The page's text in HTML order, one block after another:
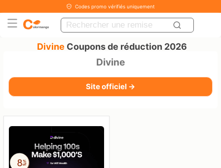
Codes promo vérifiés uniquement
Divine Coupons de réduction 2026
Divine
Site officiel →